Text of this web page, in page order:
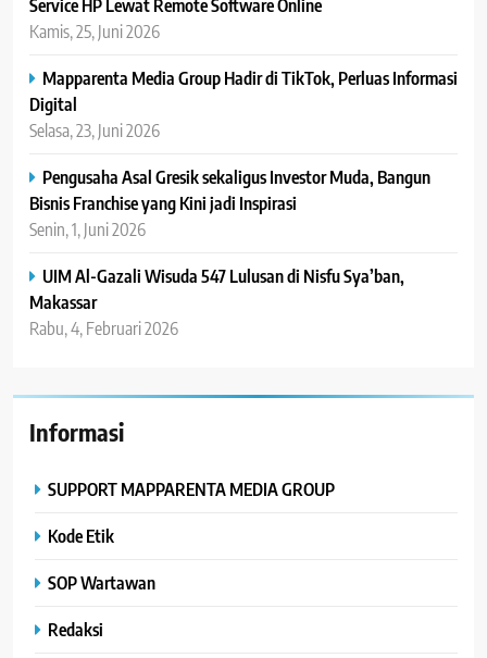
Service HP Lewat Remote Software Online
Kamis, 25, Juni 2026
Mapparenta Media Group Hadir di TikTok, Perluas Informasi
Digital
Selasa, 23, Juni 2026
Pengusaha Asal Gresik sekaligus Investor Muda, Bangun
Bisnis Franchise yang Kini jadi Inspirasi
Senin, 1, Juni 2026
UIM Al-Gazali Wisuda 547 Lulusan di Nisfu Sya’ban,
Makassar
Rabu, 4, Februari 2026
Informasi
SUPPORT MAPPARENTA MEDIA GROUP
Kode Etik
SOP Wartawan
Redaksi